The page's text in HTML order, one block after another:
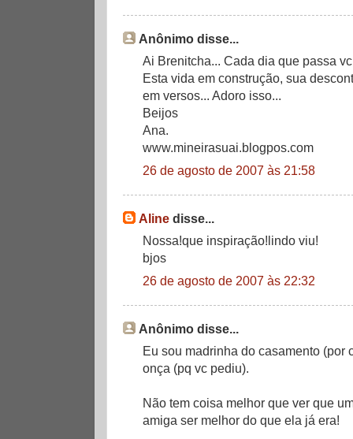
Anônimo disse...
Ai Brenitcha... Cada dia que passa
Esta vida em construção, sua
em versos... Adoro isso...
Beijos
Ana.
www.mineirasuai.blogpos.com
26 de agosto de 2007 às 21:58
Aline disse...
Nossa!que inspiração!lindo viu!
bjos
26 de agosto de 2007 às 22:32
Anônimo disse...
Eu sou madrinha do casamento (por
onça (pq vc pediu).
Não tem coisa melhor que ver que
amiga ser melhor do que ela já era!